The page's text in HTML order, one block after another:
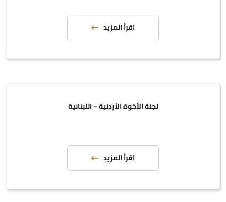
اقرأ المزيد
لجنة الأخوة الأردنية – اللبنانية
اقرأ المزيد